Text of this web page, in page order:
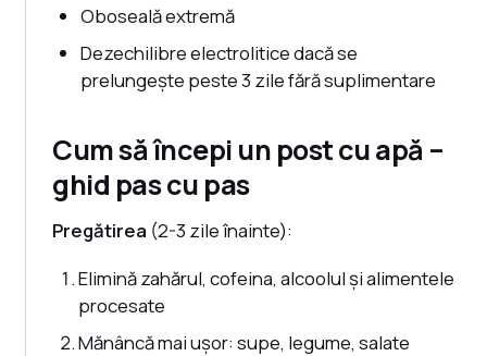
Oboseală extremă
Dezechilibre electrolitice dacă se
prelungește peste 3 zile fără suplimentare
Cum să începi un post cu apă –
ghid pas cu pas
Pregătirea (2-3 zile înainte):
Elimină zahărul, cofeina, alcoolul și alimentele
procesate
Mănâncă mai ușor: supe, legume, salate